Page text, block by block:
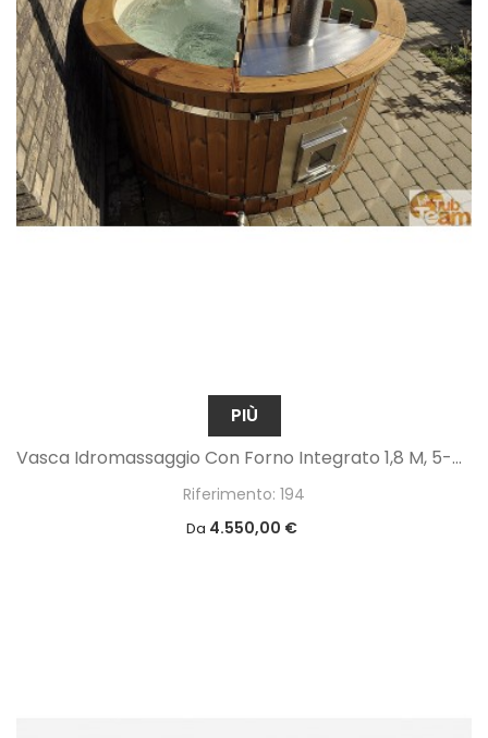
PIÙ
Vasca Idromassaggio Con Forno Integrato 1,8 M, 5-6 Persone
Riferimento: 194
Da 4.550,00 €